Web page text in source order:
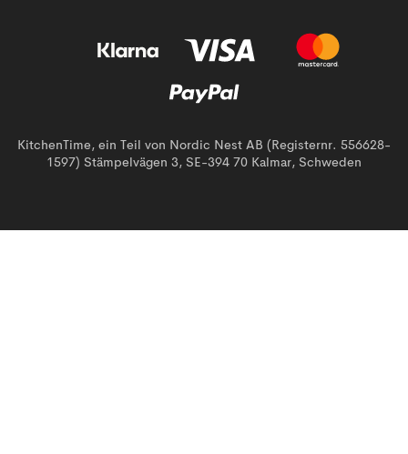
KitchenTime, ein Teil von Nordic Nest AB (Registernr. 556628-
1597) Stämpelvägen 3, SE-394 70 Kalmar, Schweden